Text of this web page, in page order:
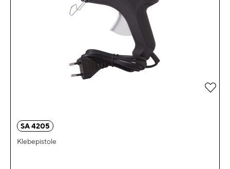
SA 4205
Klebepistole
Zur